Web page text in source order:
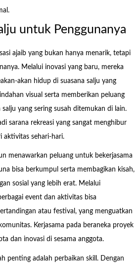
untuk Penggunanya
ajaib yang bukan hanya menarik, tetapi
Melalui inovasi yang baru, mereka
akan hidup di suasana salju yang
visual serta memberikan peluang
yang sering susah ditemukan di lain.
sarana rekreasi yang sangat menghibur
aktivitas sehari-hari.
menawarkan peluang untuk bekerjasama
bisa berkumpul serta membagikan kisah,
sosial yang lebih erat. Melalui
event dan aktivitas bisa
atau festival, yang menguatkan
Kerjasama pada beraneka proyek
dan inovasi di sesama anggota.
penting adalah perbaikan skill. Dengan